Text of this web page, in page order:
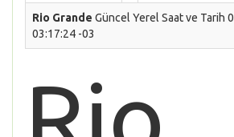
Rio Grande Güncel Yerel Saat ve Tarih
03:17:24 -03